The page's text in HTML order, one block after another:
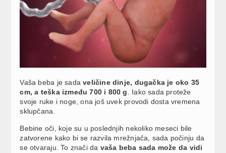
Vaša beba je sadaveličine dinje, dugačka je oko 35
cm, a teška između 700 i 800 g
. Iako sada proteže
svoje ruke i noge, ona još uvek provodi dosta vremena
sklupčana.
Bebine oči, koje su u poslednjih nekoliko meseci bile
zatvorene kako bi se razvila mrežnjača, sada počinju da
se otvaraju. To znači da vaša beba sada može da vidi